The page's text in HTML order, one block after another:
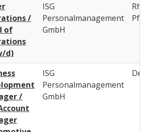
/
of
d)
ISG
Personalmanagement
GmbH
/
ISG
Personalmanagement
GmbH